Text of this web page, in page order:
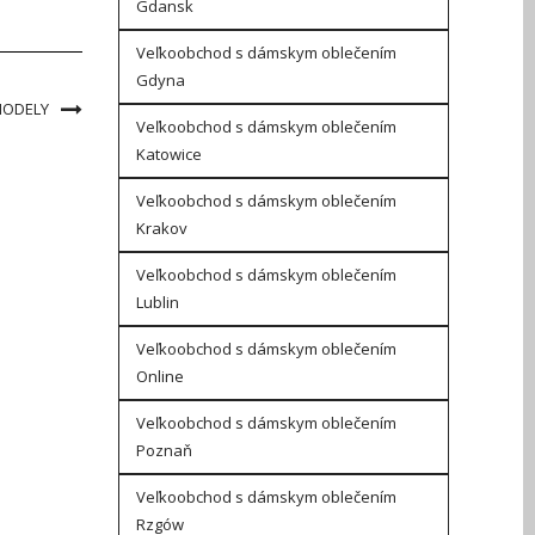
Gdansk
Veľkoobchod s dámskym oblečením
Gdyna
Veľkoobchod s dámskym oblečením
Katowice
Veľkoobchod s dámskym oblečením
Krakov
Veľkoobchod s dámskym oblečením
Lublin
Veľkoobchod s dámskym oblečením
Online
Veľkoobchod s dámskym oblečením
Poznaň
Veľkoobchod s dámskym oblečením
Rzgów